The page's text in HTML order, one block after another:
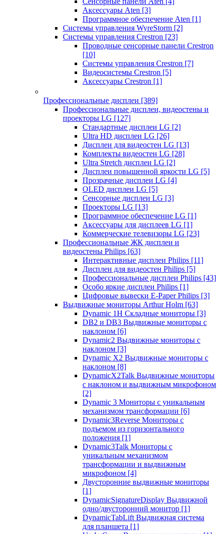
Аксессуары Aten [3]
Программное обеспечение Aten [1]
Системы управления WyreStorm [2]
Системы управления Crestron [23]
Проводные сенсорные панели Crestron
[10]
Системы управления Crestron [7]
Видеосистемы Crestron [5]
Аксессуары Crestron [1]
Профессиональные дисплеи [389]
Профессиональные дисплеи, видеостены и
проекторы LG [127]
Стандартные дисплеи LG [2]
Ultra HD дисплеи LG [26]
Дисплеи для видеостен LG [13]
Комплекты видеостен LG [28]
Ultra Stretch дисплеи LG [2]
Дисплеи повышенной яркости LG [5]
Прозрачные дисплеи LG [4]
OLED дисплеи LG [5]
Сенсорные дисплеи LG [3]
Проекторы LG [13]
Программное обеспечение LG [1]
Аксессуары для дисплеев LG [1]
Коммерческие телевизоры LG [23]
Профессиональные ЖК дисплеи и
видеостены Philips [63]
Интерактивные дисплеи Philips [11]
Дисплеи для видеостен Philips [5]
Профессиональные дисплеи Philips [43]
Особо яркие дисплеи Philips [1]
Цифровые вывески E-Paper Philips [3]
Выдвижные мониторы Arthur Holm [63]
Dynamic 1Н Складные мониторы [3]
DB2 и DB3 Выдвижные мониторы с
наклоном [6]
Dynamic2 Выдвижные мониторы с
наклоном [3]
Dynamic X2 Выдвижные мониторы с
наклоном [8]
DynamicX2Talk Выдвижные мониторы
с наклоном и выдвижным микрофоном
[2]
Dynamic 3 Мониторы с уникальным
механизмом трансформации [6]
Dynamic3Reverse Мониторы с
подъемом из горизонтального
положения [1]
Dynamic3Talk Мониторы с
уникальным механизмом
трансформации и выдвижным
микрофоном [4]
Двусторонние выдвижные мониторы
[1]
DynamicSignatureDisplay Выдвижной
одно/двусторонний монитор [1]
DynamicTabLift Выдвижная система
для планшета [1]